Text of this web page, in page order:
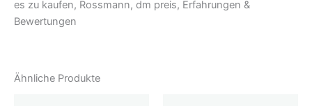
es zu kaufen, Rossmann, dm preis, Erfahrungen &
Bewertungen
Ähnliche Produkte